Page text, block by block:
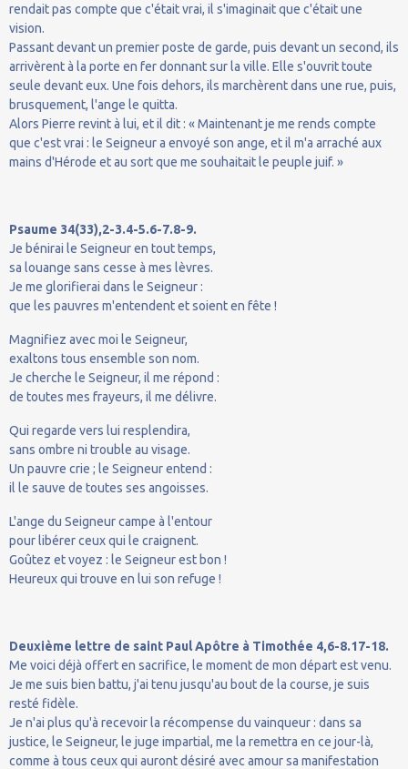
rendait pas compte que c'était vrai, il s'imaginait que c'était une
vision.
Passant devant un premier poste de garde, puis devant un second, ils
arrivèrent à la porte en fer donnant sur la ville. Elle s'ouvrit toute
seule devant eux. Une fois dehors, ils marchèrent dans une rue, puis,
brusquement, l'ange le quitta.
Alors Pierre revint à lui, et il dit : « Maintenant je me rends compte
que c'est vrai : le Seigneur a envoyé son ange, et il m'a arraché aux
mains d'Hérode et au sort que me souhaitait le peuple juif. »
Psaume 34(33),2-3.4-5.6-7.8-9.
Je bénirai le Seigneur en tout temps,
sa louange sans cesse à mes lèvres.
Je me glorifierai dans le Seigneur :
que les pauvres m'entendent et soient en fête !
Magnifiez avec moi le Seigneur,
exaltons tous ensemble son nom.
Je cherche le Seigneur, il me répond :
de toutes mes frayeurs, il me délivre.
Qui regarde vers lui resplendira,
sans ombre ni trouble au visage.
Un pauvre crie ; le Seigneur entend :
il le sauve de toutes ses angoisses.
L'ange du Seigneur campe à l'entour
pour libérer ceux qui le craignent.
Goûtez et voyez : le Seigneur est bon !
Heureux qui trouve en lui son refuge !
Deuxième lettre de saint Paul Apôtre à Timothée 4,6-8.17-18.
Me voici déjà offert en sacrifice, le moment de mon départ est venu.
Je me suis bien battu, j'ai tenu jusqu'au bout de la course, je suis
resté fidèle.
Je n'ai plus qu'à recevoir la récompense du vainqueur : dans sa
justice, le Seigneur, le juge impartial, me la remettra en ce jour-là,
comme à tous ceux qui auront désiré avec amour sa manifestation